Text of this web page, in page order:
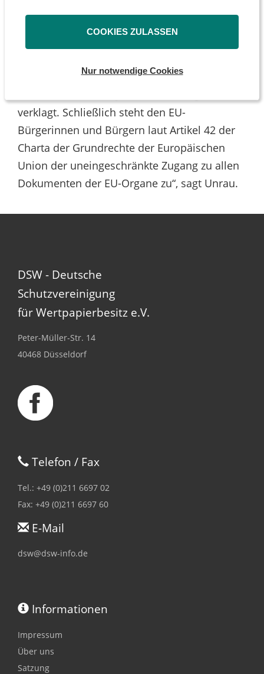
COOKIES ZULASSEN
Nur notwendige Cookies
die Herausgabe der notwendigen Unterlagen.
verklagt. Schließlich steht den EU-
Bürgerinnen und Bürgern laut Artikel 42 der
Charta der Grundrechte der Europäischen
Union der uneingeschränkte Zugang zu allen
Dokumenten der EU-Organe zu“, sagt Unrau.
DSW - Deutsche
Schutzvereinigung
für Wertpapierbesitz e.V.
Peter-Müller-Str. 14
40468 Düsseldorf
Telefon / Fax
Tel.: +49 (0)211 6697 02
Fax: +49 (0)211 6697 60
E-Mail
dsw@dsw-info.de
Informationen
Impressum
Über uns
Satzung